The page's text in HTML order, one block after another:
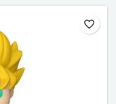
favorite_border